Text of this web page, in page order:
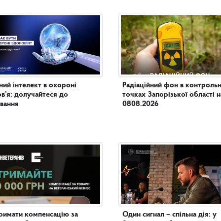
інтелект в охороні
долучайтеся до
компенсацію за
Радіаційний фон в
точках Запорізької області
0808.2026
Один сигнал – спільна дія: у